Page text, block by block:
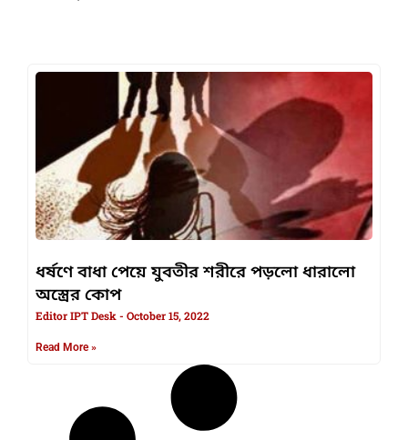
ধর্ষণে বাধা পেয়ে যুবতীর শরীরে পড়লো ধারালো
অস্ত্রের কোপ
Editor IPT Desk October 15, 2022
Read More »